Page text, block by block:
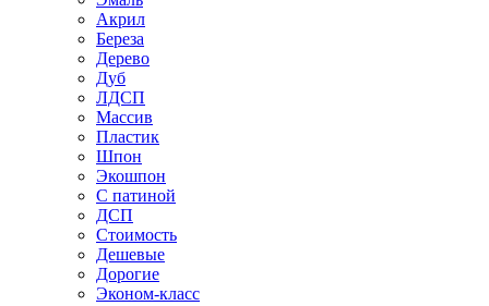
Акрил
Береза
Дерево
Дуб
ЛДСП
Массив
Пластик
Шпон
Экошпон
С патиной
ДСП
Стоимость
Дешевые
Дорогие
Эконом-класс